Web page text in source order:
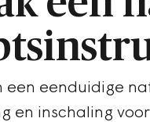
een eenduidige
en inschaling